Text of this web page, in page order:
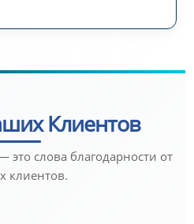
Клиентов
слова благодарности от
клиентов.